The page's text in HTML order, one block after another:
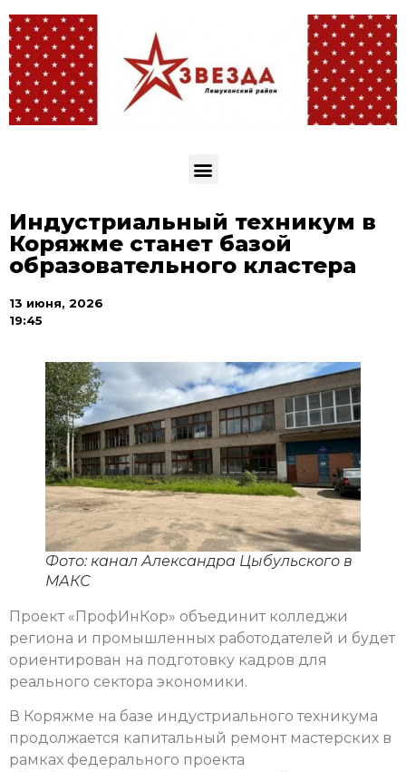
Индустриальный техникум в
Коряжме станет базой
образовательного кластера
13 июня, 2026
19:45
Фото: канал Александра Цыбульского в
МАКС
Проект «ПрофИнКор» объединит колледжи
региона и промышленных работодателей и будет
ориентирован на подготовку кадров для
реального сектора экономики.
В Коряжме на базе индустриального техникума
продолжается капитальный ремонт мастерских в
рамках федерального проекта